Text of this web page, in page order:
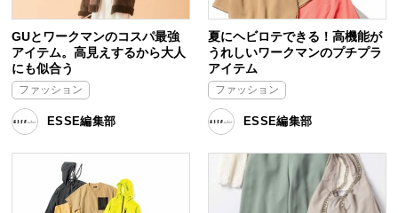
GUとワークマンのコスパ最強
アイテム。高見えするから大人
にも似合う
ファッション
ESSE編集部
夏にヘビロテできる！高機能が
うれしいワークマンのプチプラ
アイテム
ファッション
ESSE編集部